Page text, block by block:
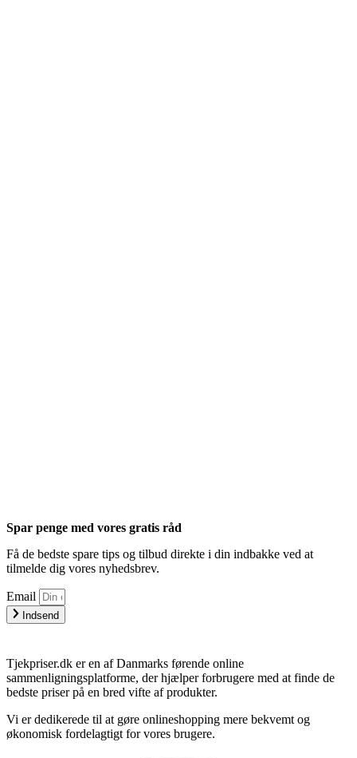
Spar penge med vores gratis råd
Få de bedste spare tips og tilbud direkte i din indbakke ved at
tilmelde dig vores nyhedsbrev.
Email
Indsend
Tjekpriser.dk er en af Danmarks førende online
sammenligningsplatforme, der hjælper forbrugere med at finde de
bedste priser på en bred vifte af produkter.
Vi er dedikerede til at gøre onlineshopping mere bekvemt og
økonomisk fordelagtigt for vores brugere.